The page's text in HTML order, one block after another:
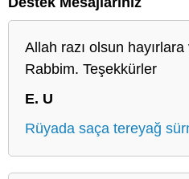
Allah razı olsun
Rabbim. Teşekkürler
E. U
Rüyada saça tereyağ